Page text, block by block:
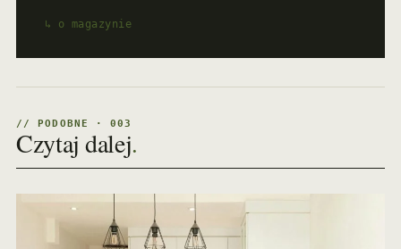
↳ o magazynie
// PODOBNE · 003
Czytaj dalej.